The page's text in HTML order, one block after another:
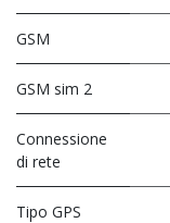
GSM
GSM sim 2
Connessione
di rete
Tipo GPS